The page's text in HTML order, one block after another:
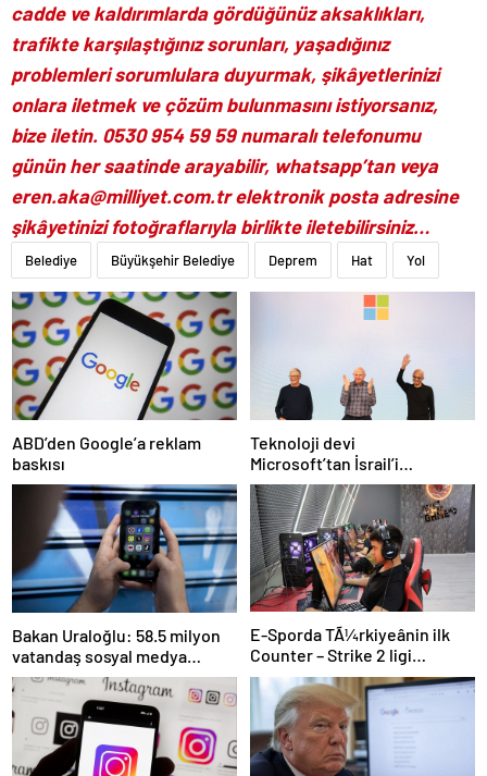
cadde ve kaldırımlarda gördüğünüz aksaklıkları,
trafikte karşılaştığınız sorunları, yaşadığınız
problemleri sorumlulara duyurmak, şikâyetlerinizi
onlara iletmek ve çözüm bulunmasını istiyorsanız,
bize iletin. 0530 954 59 59 numaralı telefonumu
günün her saatinde arayabilir, whatsapp’tan veya
eren.aka@milliyet.com.trelektronik posta adresine
şikâyetinizi fotoğraflarıyla birlikte iletebilirsiniz…
Belediye Büyükşehir Belediye Deprem Hat Yol
ABD’den Google’a reklam
baskısı
Teknoloji devi
Microsoft’tan İsrail’i
sevindirecek haber
Bakan Uraloğlu: 58.5 milyon
vatandaş sosyal medya
kullanıyor
E-Sporda TÃ¼rkiyeânin ilk
Counter – Strike 2 ligi
kurulacak